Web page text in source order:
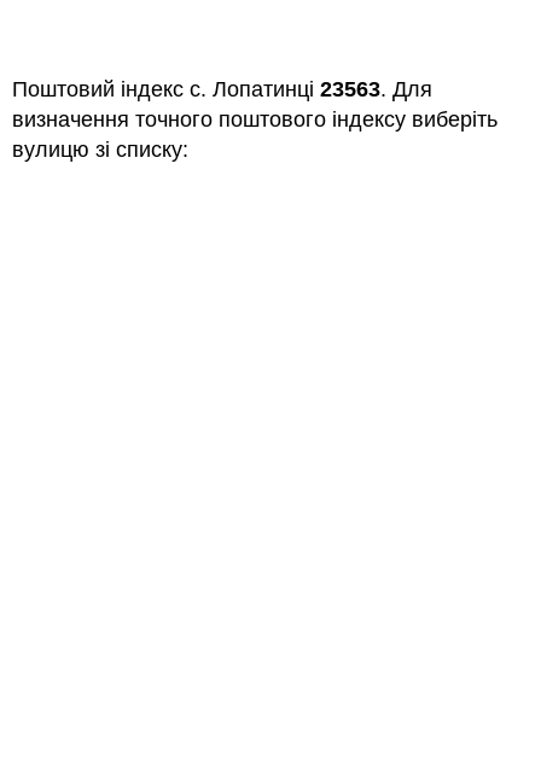
Поштовий індекс с. Лопатинці 23563. Для
визначення точного поштового індексу виберіть
вулицю зі списку: